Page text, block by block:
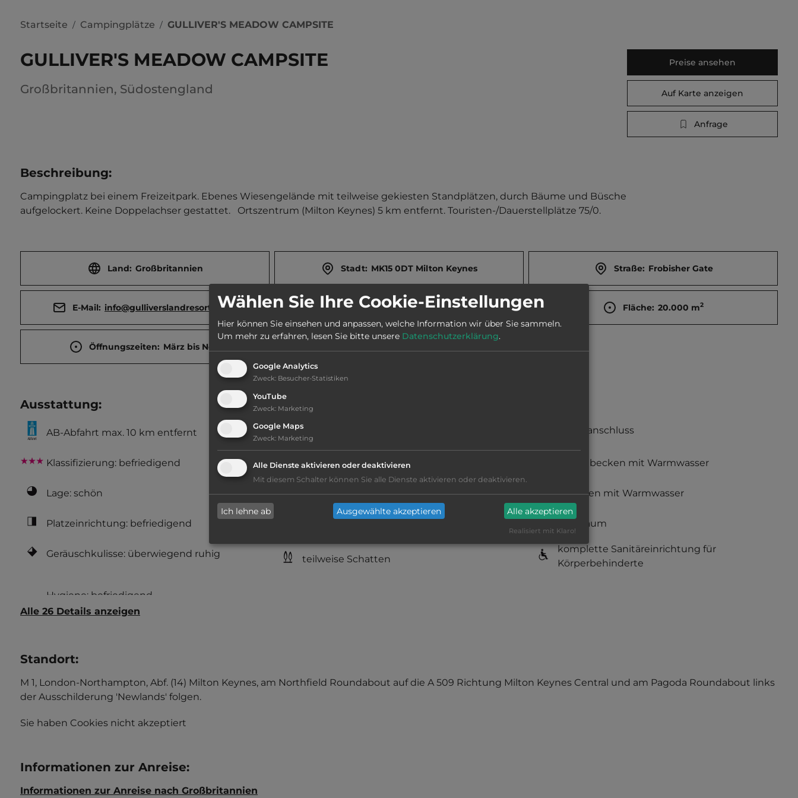
Startseite / Campingplätze / GULLIVER'S MEADOW CAMPSITE
GULLIVER'S MEADOW CAMPSITE
Großbritannien, Südostengland
Preise ansehen
Auf Karte anzeigen
Anfrage
Beschreibung:
Campingplatz bei einem Freizeitpark. Ebenes Wiesengelände mit teilweise gekiesten Standplätzen, durch Bäume und Büsche
aufgelockert. Keine Doppelachser gestattet.   Ortszentrum (Milton Keynes) 5 km entfernt. Touristen-/Dauerstellplätze 75/0.
Land: Großbritannien Stadt: MK15 0DT Milton Keynes Straße: Frobisher Gate
E-Mail: info@gulliverslandresort.co.uk Webseite: www.gulliverslandresort.co.uk Fläche: 20.000 m2
Öffnungszeiten: März bis Nov.
Ausstattung:
AB-Abfahrt max. 10 km entfernt
Klassifizierung: befriedigend
Lage: schön
Platzeinrichtung: befriedigend
Geräuschkulisse: überwiegend ruhig
kiesig, harter Grund
teilweise Schatten
Stromanschluss
Waschbecken mit Warmwasser
Duschen mit Warmwasser
Babyraum
komplette Sanitäreinrichtung für
Körperbehinderte
Alle 26 Details anzeigen
Standort:
M 1, London-Northampton, Abf. (14) Milton Keynes, am Northfield Roundabout auf die A 509 Richtung Milton Keynes Central und am Pagoda Roundabout links
der Ausschilderung 'Newlands' folgen.
Sie haben Cookies nicht akzeptiert
Informationen zur Anreise:
Informationen zur Anreise nach Großbritannien
Wählen Sie Ihre Cookie-Einstellungen
Hier können Sie einsehen und anpassen, welche Information wir über Sie sammeln.
Um mehr zu erfahren, lesen Sie bitte unsere Datenschutzerklärung.
Google Analytics
Zweck: Besucher-Statistiken
YouTube
Zweck: Marketing
Google Maps
Zweck: Marketing
Alle Dienste aktivieren oder deaktivieren
Mit diesem Schalter können Sie alle Dienste aktivieren oder deaktivieren.
Ich lehne ab Ausgewählte akzeptieren Alle akzeptieren
Realisiert mit Klaro!